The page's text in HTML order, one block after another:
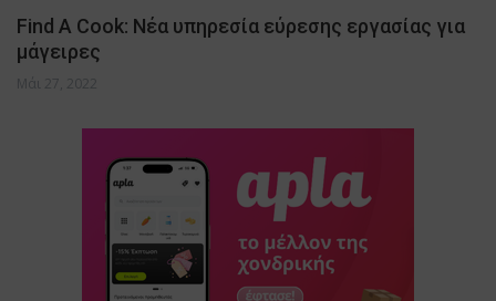
Find A Cook: Νέα υπηρεσία εύρεσης εργασίας για
μάγειρες
Μάι 27, 2022